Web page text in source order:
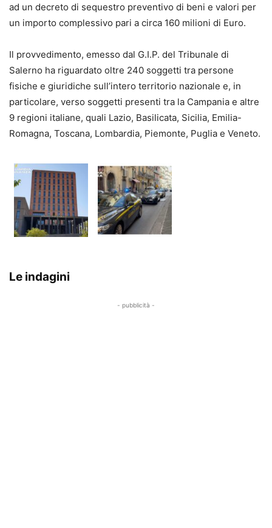
ad un decreto di sequestro preventivo di beni e valori per
un importo complessivo pari a circa 160 milioni di Euro.
Il provvedimento, emesso dal G.I.P. del Tribunale di
Salerno ha riguardato oltre 240 soggetti tra persone
fisiche e giuridiche sull’intero territorio nazionale e, in
particolare, verso soggetti presenti tra la Campania e altre
9 regioni italiane, quali Lazio, Basilicata, Sicilia, Emilia-
Romagna, Toscana, Lombardia, Piemonte, Puglia e Veneto.
Le indagini
- pubblicità -